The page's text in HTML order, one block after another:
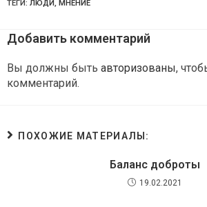
ТЕГИ: ЛЮДИ, МНЕНИЕ
Добавить комментарий
Вы должны быть авторизованы,
комментарий.
ПОХОЖИЕ МАТЕРИАЛЫ:
Баланс доброты
19.02.2021